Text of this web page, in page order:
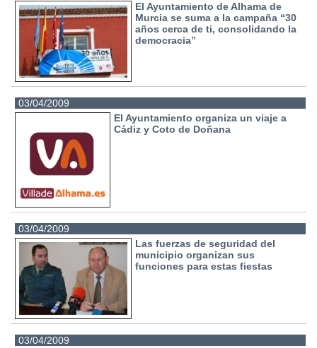
El Ayuntamiento de Alhama de
Murcia se suma a la campaña “30
años cerca de ti, consolidando la
democracia”
03/04/2009
El Ayuntamiento organiza un viaje a
Cádiz y Coto de Doñana
03/04/2009
Las fuerzas de seguridad del
municipio organizan sus
funciones para estas fiestas
03/04/2009